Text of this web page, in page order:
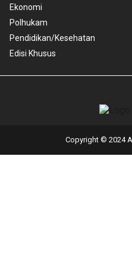
Ekonomi
Polhukam
Pendidikan/Kesehatan
Edisi Khusus
Copyright © 2024